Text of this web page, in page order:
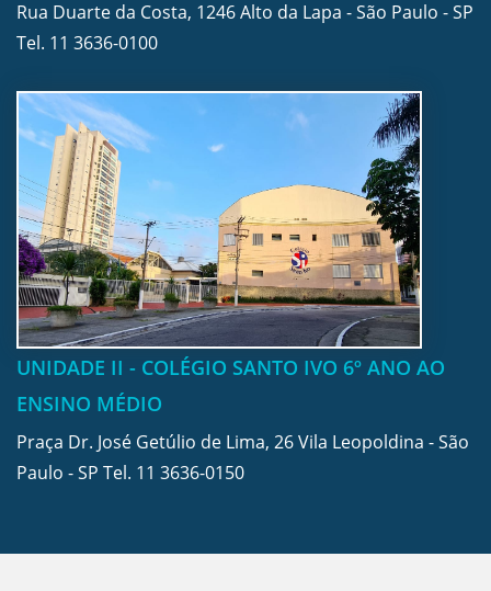
Rua Duarte da Costa, 1246 Alto da Lapa - São Paulo - SP
Tel. 11 3636-0100
UNIDADE II - COLÉGIO SANTO IVO 6º ANO AO
ENSINO MÉDIO
Praça Dr. José Getúlio de Lima, 26 Vila Leopoldina - São
Paulo - SP Tel. 11 3636-0150